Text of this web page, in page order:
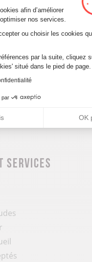
locatifs : 8
services
de Gestion
afin d’améliorer
nos services.
ou choisir les cookies
par la suite, cliquez
situé dans le pied de page.
par
OK